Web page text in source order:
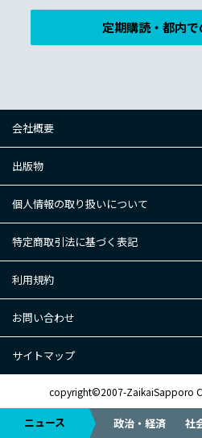
ニュース 政治・経済 社
定期購読・都内
会社概要
出版物
個人情報の取り扱いについて
特定商取引法に基づく表記
利用規約
お問い合わせ
サイトマップ
copyright©2007-ZaikaiSapporo